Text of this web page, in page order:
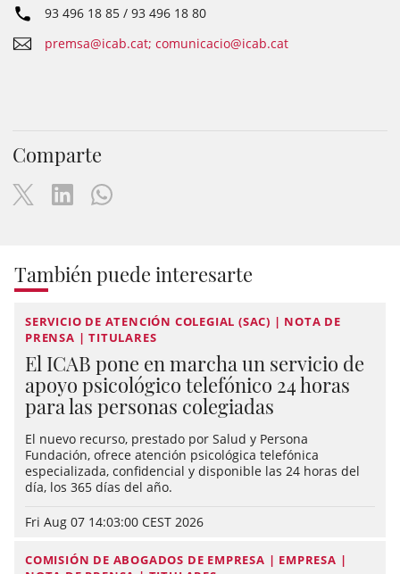
93 496 18 85 / 93 496 18 80
premsa@icab.cat; comunicacio@icab.cat
Comparte
También puede interesarte
SERVICIO DE ATENCIÓN COLEGIAL (SAC) | NOTA DE
PRENSA | TITULARES
El ICAB pone en marcha un servicio de
apoyo psicológico telefónico 24 horas
para las personas colegiadas
El nuevo recurso, prestado por Salud y Persona
Fundación, ofrece atención psicológica telefónica
especializada, confidencial y disponible las 24 horas del
día, los 365 días del año.
Fri Aug 07 14:03:00 CEST 2026
COMISIÓN DE ABOGADOS DE EMPRESA | EMPRESA |